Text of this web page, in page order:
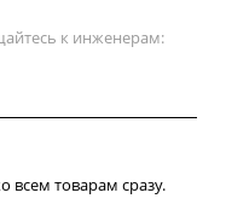
к инженерам:
всем товарам сразу.